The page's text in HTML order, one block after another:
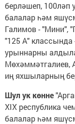
берләшеп,
балалар һәм
Галимов - "Мини",
"125 А"
урыннарны
Мөхәммәтгалиев,
иң яхшыларның
Шул ук көнне
XIX республика
балалар һәм